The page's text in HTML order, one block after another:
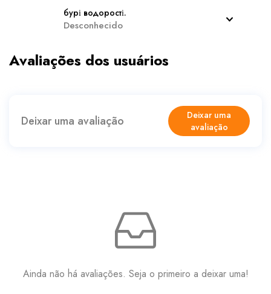
бурі водорості.
Desconhecido
Avaliações dos usuários
Deixar uma avaliação
Deixar uma
avaliação
Ainda não há avaliações. Seja o primeiro a deixar uma!